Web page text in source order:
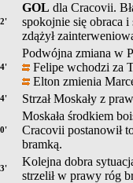
GOL dla Cracovii.
spokojnie się obraca
zdążył
Podwójna zmiana w
Felipe wchodzi za
Elton zmienia
Strzał Moskały z
Moskała środkiem
Cracovii postanowił
bramką.
Kolejna dobra
strzelił w prawy róg